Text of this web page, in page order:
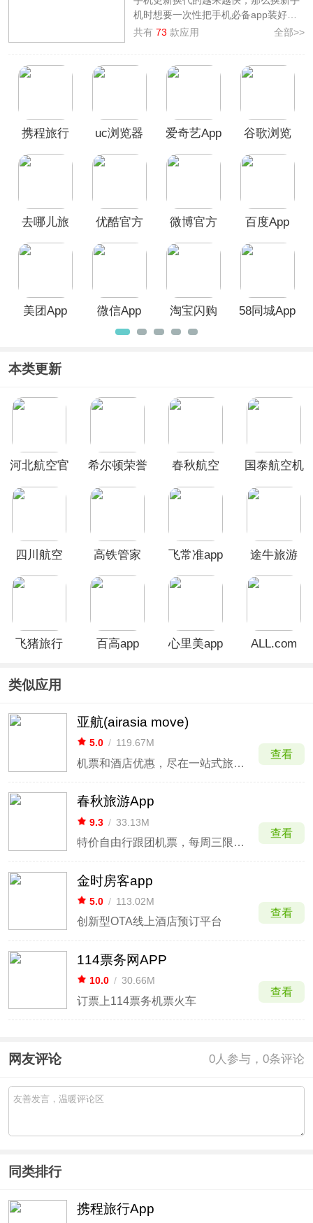
机时想要一次性把手机必备app装好，
不妨来看看本站整理制作的
手机必备
率比较高的app，而且这些应用可以让
件功能不同、适用人群也不一样，大家
可以根据个人需求和偏好进行下载。
共有73 款应用 全部>>
携程旅行
uc浏览器
爱奇艺App
谷歌浏览
去哪儿旅
优酷官方
微博官方
百度App
美团App 微信App
淘宝闪购
App
58同城App
本类更新
河北航空官
希尔顿荣誉
春秋航空
国泰航空机
四川航空
高铁管家
飞常准app
途牛旅游
飞猪旅行
百高app 心里美app
ALL.com
类似应用
亚航(airasia move)
5.0 / 119.67M
机票和酒店优惠，尽在一站式旅游APP
查看
春秋旅游App
9.3 / 33.13M
特价自由行跟团机票，每周三限时抢购
查看
金时房客app
5.0 / 113.02M
创新型OTA线上酒店预订平台
查看
114票务网APP
10.0 / 30.66M
订票上114票务机票火车
查看
网友评论 0 人参与，0条评论
同类排行
携程旅行App